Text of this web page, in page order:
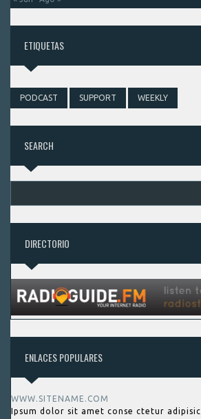
ETIQUETAS
PODCAST SUPPORT WEEKLY
SEARCH
DIRECTORIO
ENLACES POPULARES
WWW.SITENAME.COM
Ipsum dolor sit amet conse ctetur